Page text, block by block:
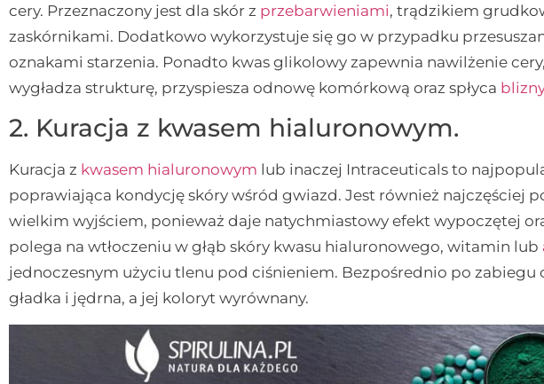
cery. Przeznaczony jest dla skór z przebarwieniami, trądzikiem
zaskórnikami. Dodatkowo wykorzystuje się go w przypadku
oznakami starzenia. Ponadto kwas glikolowy zapewnia nawilżenie
wygładza strukturę, przyspiesza odnowę komórkową oraz spłyca blizny
2. Kuracja z kwasem hialuronowym.
Kuracja z kwasem hialuronowym lub inaczej Intraceuticals to
poprawiająca kondycję skóry wśród gwiazd. Jest również najczęściej
wielkim wyjściem, ponieważ daje natychmiastowy efekt wypoczętej
polega na wtłoczeniu w głąb skóry kwasu hialuronowego, witamin lub
jednoczesnym użyciu tlenu pod ciśnieniem. Bezpośrednio po zabiegu
gładka i jędrna, a jej koloryt wyrównany.